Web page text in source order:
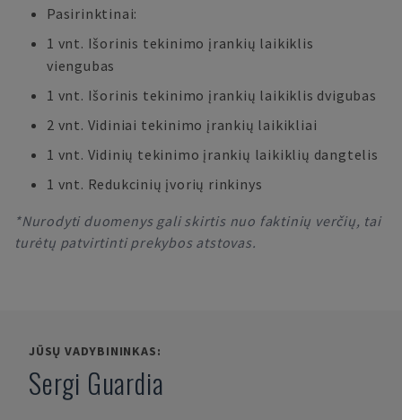
Pasirinktinai:
1 vnt. Išorinis tekinimo įrankių laikiklis
viengubas
1 vnt. Išorinis tekinimo įrankių laikiklis dvigubas
2 vnt. Vidiniai tekinimo įrankių laikikliai
1 vnt. Vidinių tekinimo įrankių laikiklių dangtelis
1 vnt. Redukcinių įvorių rinkinys
*Nurodyti duomenys gali skirtis nuo faktinių verčių, tai
turėtų patvirtinti prekybos atstovas.
JŪSŲ VADYBININKAS:
Sergi Guardia